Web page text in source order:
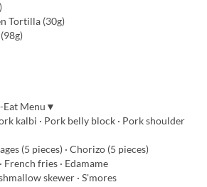
Tortilla (30g)
Eat Menu▼
kalbi · Pork belly block · Pork shoulder
(5 pieces) · Chorizo (5 pieces)
French fries · Edamame
skewer · S'mores